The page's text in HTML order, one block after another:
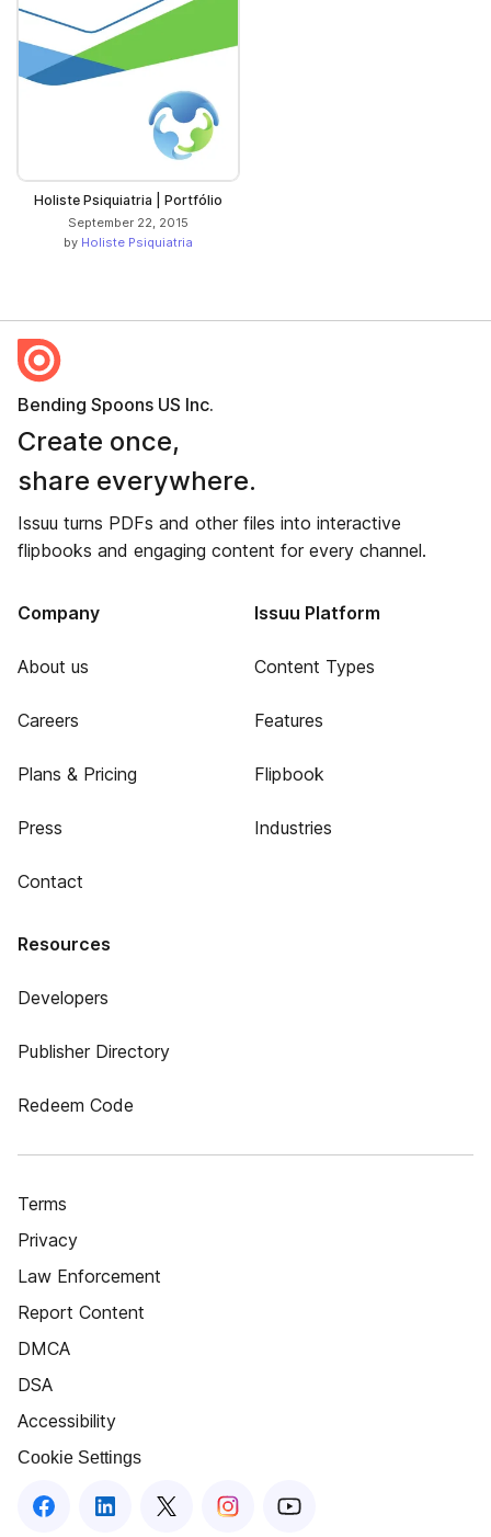
Holiste Psiquiatria | Portfólio
September 22, 2015
by Holiste Psiquiatria
Bending Spoons US Inc.
Create once,
share everywhere.
Issuu turns PDFs and other files into interactive
flipbooks and engaging content for every channel.
Company
About us
Careers
Plans & Pricing
Press
Contact
Issuu Platform
Content Types
Features
Flipbook
Industries
Resources
Developers
Publisher Directory
Redeem Code
Terms
Privacy
Law Enforcement
Report Content
DMCA
DSA
Accessibility
Cookie Settings